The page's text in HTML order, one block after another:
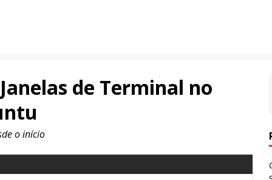
de Terminal no
o início